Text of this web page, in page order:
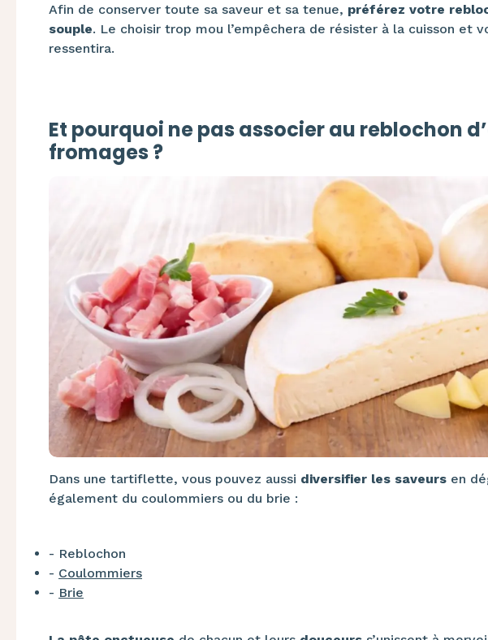
Afin de conserver toute sa saveur et sa tenue, préférez votre
souple. Le choisir trop mou l’empêchera de résister à la cuisson et
ressentira.
Et pourquoi ne pas associer au reblochon
fromages ?
Dans une tartiflette, vous pouvez aussi diversifier les saveurs en
également du coulommiers ou du brie :
- Reblochon
- Coulommiers
- Brie